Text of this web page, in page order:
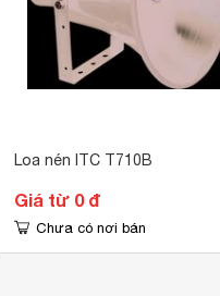
Loa nén ITC T710B
Giá từ 0 đ
Chưa có nơi bán